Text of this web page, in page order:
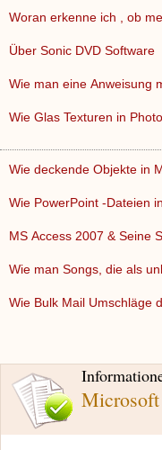
Microsoft
Über Sonic DVD Software
Wie man eine Anweisung
Wie Glas Texturen in
Wie deckende Objekte in
Wie PowerPoint -Dateien
MS Access 2007 & Seine
Wie Bulk Mail Umschläge